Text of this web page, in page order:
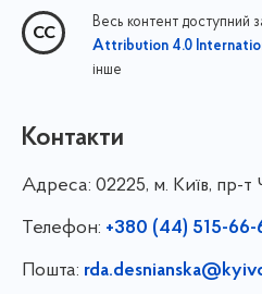
Весь контент доступний
Attribution 4.0
інше
Контакти
Адреса: 02225, м. Київ, пр-
Телефон: +380 (44) 515-66-
Пошта: